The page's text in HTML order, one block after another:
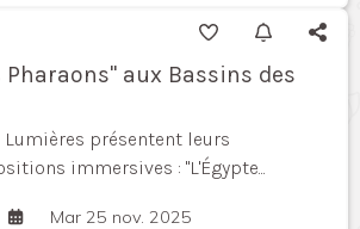
Pharaons" aux Bassins des
Lumières présentent leurs
immersives : "L'Égypte...
Mar 25 nov. 2025